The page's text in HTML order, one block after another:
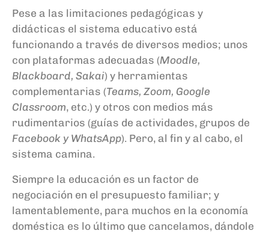
Pese a las limitaciones pedagógicas y
didácticas el sistema educativo está
funcionando a través de diversos medios; unos
con plataformas adecuadas (Moodle,
Blackboard, Sakai) y herramientas
complementarias (Teams, Zoom, Google
Classroom, etc.) y otros con medios más
rudimentarios (guías de actividades, grupos de
Facebook y WhatsApp). Pero, al fin y al cabo, el
sistema camina.
Siempre la educación es un factor de
negociación en el presupuesto familiar; y
lamentablemente, para muchos en la economía
doméstica es lo último que cancelamos, dándole